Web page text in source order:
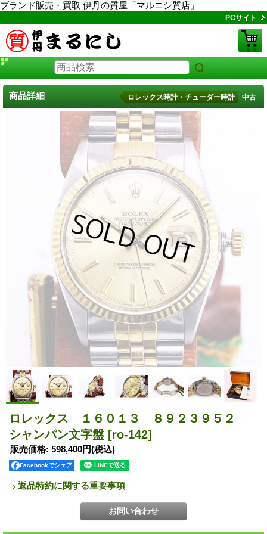
ブランド販売・買取 伊丹の質屋「マルニシ質店」
PCサイト
商品詳細 ロレックス時計・チューダー時計 中古
ロレックス １６０１３ ８９２３９５２
シャンパン文字盤 [ro-142]
販売価格: 598,400円(税込)
Facebookでシェア
返品特約に関する重要事項